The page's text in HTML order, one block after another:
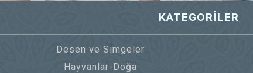
KATEGORİLER
Desen ve Simgeler
Hayvanlar-Doğa